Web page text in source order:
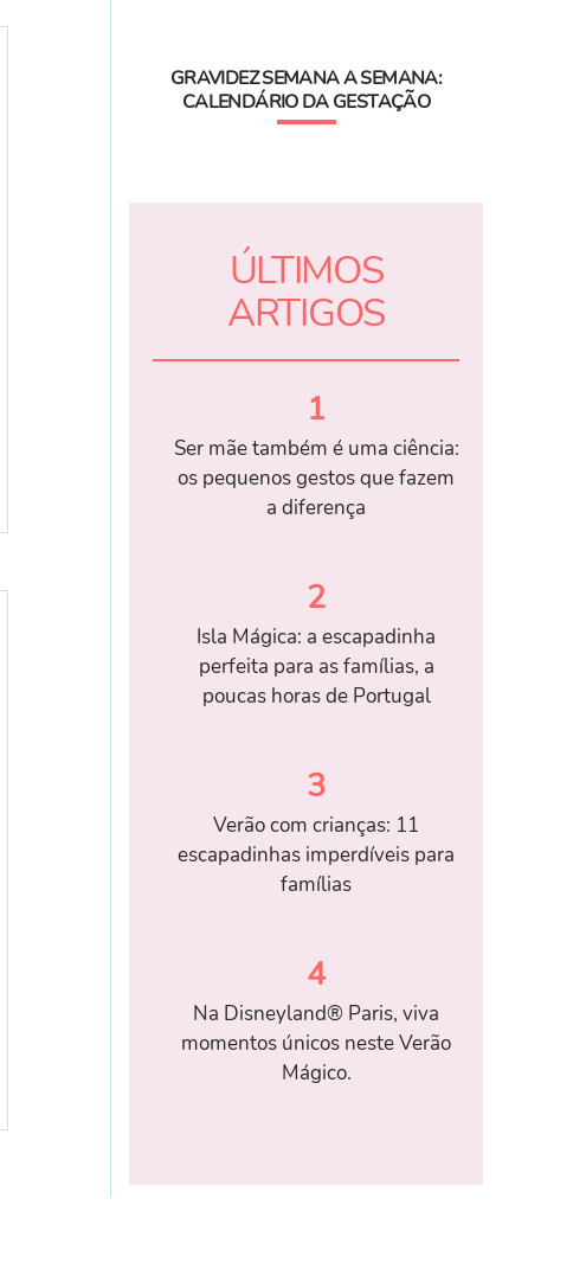
GRAVIDEZ SEMANA A SEMANA:
CALENDÁRIO DA GESTAÇÃO
ÚLTIMOS
ARTIGOS
1
Ser mãe também é uma ciência:
os pequenos gestos que fazem
a diferença
2
Isla Mágica: a escapadinha
perfeita para as famílias, a
poucas horas de Portugal
3
Verão com crianças: 11
escapadinhas imperdíveis para
famílias
4
Na Disneyland® Paris, viva
momentos únicos neste Verão
Mágico.